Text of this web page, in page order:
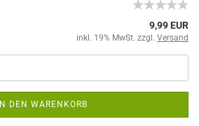
9,99 EUR
inkl. 19% MwSt. zzgl. Versand
IN DEN WARENKORB